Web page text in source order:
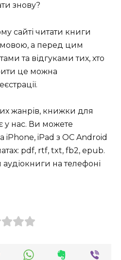
знову?
сайті читати книги
а перед цим
та відгуками тих, хто
це можна
жанрів, книжки для
у нас. Ви можете
iPhone, iPad з ОС Android
pdf, rtf, txt, fb2, epub.
на телефоні